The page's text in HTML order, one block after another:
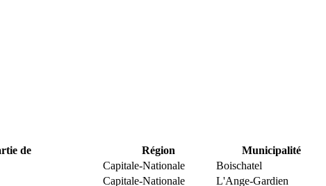
de Région Municipalité
Capitale-Nationale
Boischatel
Capitale-Nationale
L'Ange-Gardien